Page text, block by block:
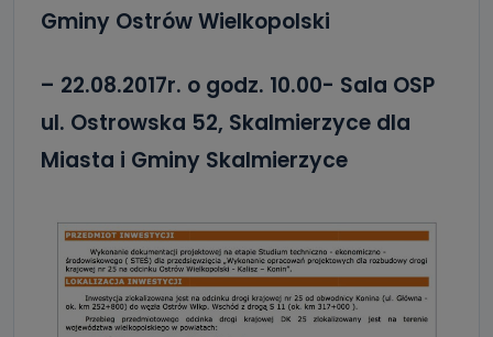
Gminy Ostrów Wielkopolski
– 22.08.2017r. o godz. 10.00- Sala OSP
ul. Ostrowska 52, Skalmierzyce dla
Miasta i Gminy Skalmierzyce